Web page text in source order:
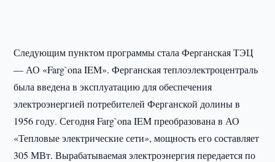
Следующим пунктом программы стала Ферганская ТЭЦ
— АО «Farg`ona IEM». Ферганская теплоэлектроцентраль
была введена в эксплуатацию для обеспечения
электроэнергией потребителей Ферганской долины в
1956 году. Сегодня Farg`ona IEM преобразована в АО
«Тепловые электрические сети», мощность его составляет
305 МВт. Вырабатываемая электроэнергия передается по